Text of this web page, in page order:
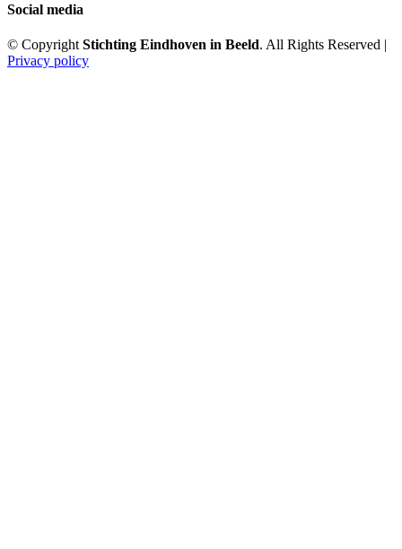
Social media
© Copyright Stichting Eindhoven in Beeld. All Rights Reserved |
Privacy policy